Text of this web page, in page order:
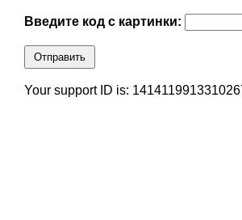
Введите код с картинки:
Отправить
Your support ID is: